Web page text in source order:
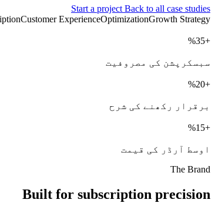
Start a projectBack to all case studies
Customer ExperienceOptimizationGrowth Strategy
+
%
سبسکرپشن کی مصروفیت
+
%
برقرار رکھنے کی شرح
+
%
اوسط آرڈر کی قیمت
The Brand
Built for subscription precision